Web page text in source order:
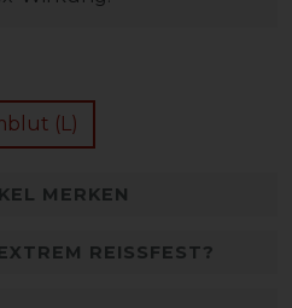
(L)
MERKEN
REISSFEST?